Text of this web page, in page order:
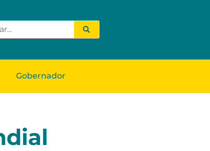
Gobernador